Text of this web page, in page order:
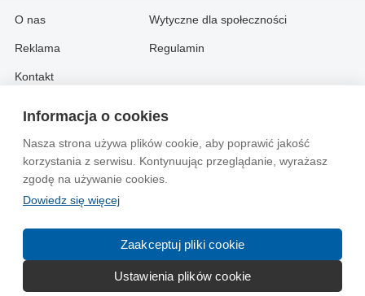
Informacja o cookies
Nasza strona używa plików cookie, aby poprawić jakość
korzystania z serwisu. Kontynuując przeglądanie, wyrażasz
zgodę na używanie cookies.
Dowiedz się więcej
Zaakceptuj pliki cookie
Ustawienia plików cookie
O nas
Reklama
Kontakt
Wytyczne dla społeczności
Regulamin
Information in English:
About
Advertise
Contact